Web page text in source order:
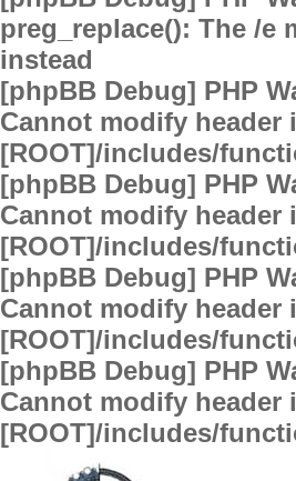
preg_replace(): The /e
instead
[phpBB Debug] PHP
Cannot modify header
[ROOT]/includes/
[phpBB Debug] PHP
Cannot modify header
[ROOT]/includes/
[phpBB Debug] PHP
Cannot modify header
[ROOT]/includes/
[phpBB Debug] PHP
Cannot modify header
[ROOT]/includes/